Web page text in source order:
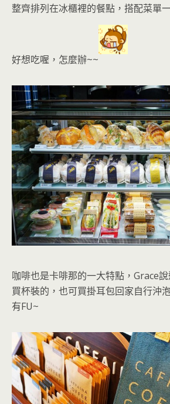
整齊排列在冰櫃裡的餐點，搭配菜單
好想吃喔，怎麼辦~~
咖啡也是卡啡那的一大特點，Grace
買杯裝的，也可買掛耳包回家自行沖
有FU~